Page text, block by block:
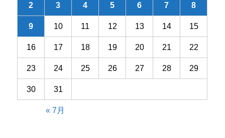
2 3 4 5 6 7 8
9 10 11 12 13 14 15
16 17 18 19 20 21 22
23 24 25 26 27 28 29
30 31
« 7月